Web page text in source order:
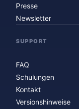
Presse
Newsletter
SUPPORT
FAQ
Schulungen
Kontakt
Versionshinweise